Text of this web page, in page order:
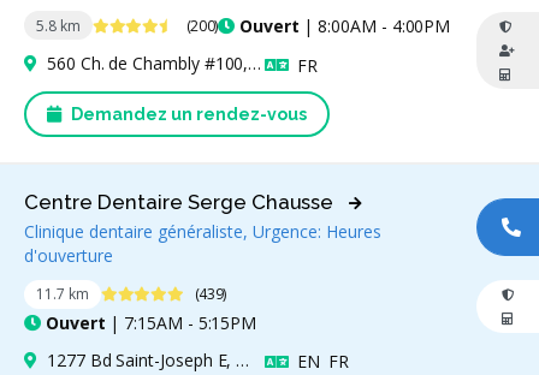
5.8 km 4.6 étoiles (200) Ouvert | 8:00AM - 4:00PM
Demandez un rendez-vous
560 Ch. de Chambly #100, Longueuil, QC J4H 3L8, Canada FR
11.7 km 4.9 étoiles (439)
Ouvert | 7:15AM - 5:15PM
Centre Dentaire Serge Chausse
Clinique dentaire généraliste, Urgence: Heures
d'ouverture
1277 Bd Saint-Joseph E, Montréal, QC H2J 1L9, Canada EN Anglais
FR